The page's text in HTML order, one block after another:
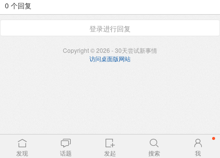
0 个回复
登录进行回复
Copyright © 2026 - 30天尝试新事情
访问桌面版网站
发现 话题 发起 搜索 我